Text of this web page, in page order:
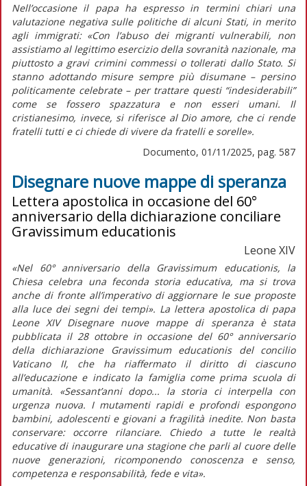
Nell’occasione il papa ha espresso in termini chiari una
valutazione negativa sulle politiche di alcuni Stati, in merito
agli immigrati:«Con l’abuso dei migranti vulnerabili, non
assistiamo al legittimo esercizio della sovranità nazionale, ma
piuttosto a gravi crimini commessi o tollerati dallo Stato. Si
stanno adottando misure sempre più disumane – persino
politicamente celebrate – per trattare questi “indesiderabili”
come se fossero spazzatura e non esseri umani. Il
cristianesimo, invece, si riferisce al Dio amore, che ci rende
fratelli tutti e ci chiede di vivere da fratelli e sorelle».
Documento, 01/11/2025, pag. 587
Disegnare nuove mappe di speranza
Lettera apostolica in occasione del 60°
anniversario della dichiarazione conciliare
Gravissimum educationis
Leone XIV
«Nel 60° anniversario della Gravissimum educationis, la
Chiesa celebra una feconda storia educativa, ma si trova
anche di fronte all’imperativo di aggiornare le sue proposte
alla luce dei segni dei tempi». La lettera apostolica di papa
Leone XIV Disegnare nuove mappe di speranzaè stata
pubblicata il 28 ottobre in occasione del 60° anniversario
della dichiarazione
Gravissimumeducationisdel concilio
Vaticano II, che ha riaffermato il diritto di ciascuno
all’educazione e indicato la famiglia come prima scuola di
umanità. «Sessant’anni dopo... la storia ci interpella con
urgenza nuova. I mutamenti rapidi e profondi espongono
bambini, adolescenti e giovani a fragilità inedite. Non basta
conservare: occorre rilanciare. Chiedo a tutte le realtà
educative di inaugurare una stagione che parli al cuore delle
nuove generazioni, ricomponendo conoscenza e senso,
competenza e responsabilità, fede e vita».